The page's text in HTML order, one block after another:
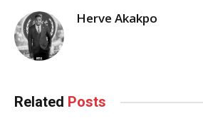
Herve Akakpo
Related Posts